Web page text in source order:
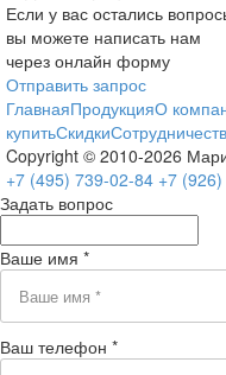
Если у вас остались
вы можете написать нам
через онлайн форму
Отправить запрос
ГлавнаяПродукцияО
купитьСкидки
Copyright © 2010-2026
+7 (495) 739-02-84 +7 (926)
Задать вопрос
Ваше имя *
Ваш телефон *